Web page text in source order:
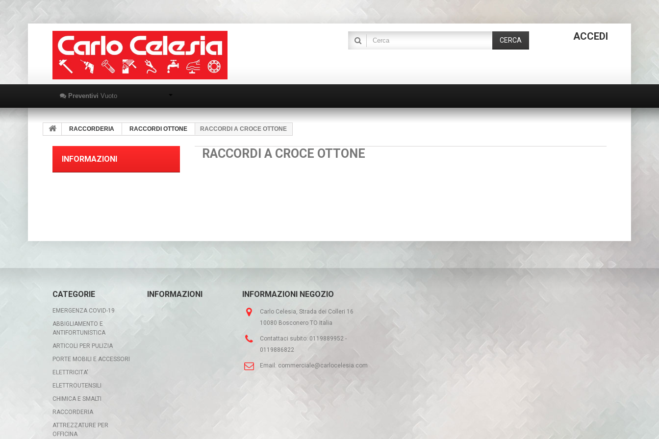
ACCEDI
CERCA
Preventivi Vuoto
RACCORDERIA RACCORDI OTTONE RACCORDI A CROCE OTTONE
INFORMAZIONI RACCORDI A CROCE OTTONE
CATEGORIE
EMERGENZA COVID-19
ABBIGLIAMENTO E
ANTIFORTUNISTICA
ARTICOLI PER PULIZIA
PORTE MOBILI E ACCESSORI
ELETTRICITA'
ELETTROUTENSILI
CHIMICA E SMALTI
RACCORDERIA
ATTREZZATURE PER
OFFICINA
INFORMAZIONI INFORMAZIONI NEGOZIO
Carlo Celesia, Strada dei Colleri 16
10080 Bosconero TO Italia
Contattaci subito: 0119889952 -
0119886822
Email: commerciale@carlocelesia.com